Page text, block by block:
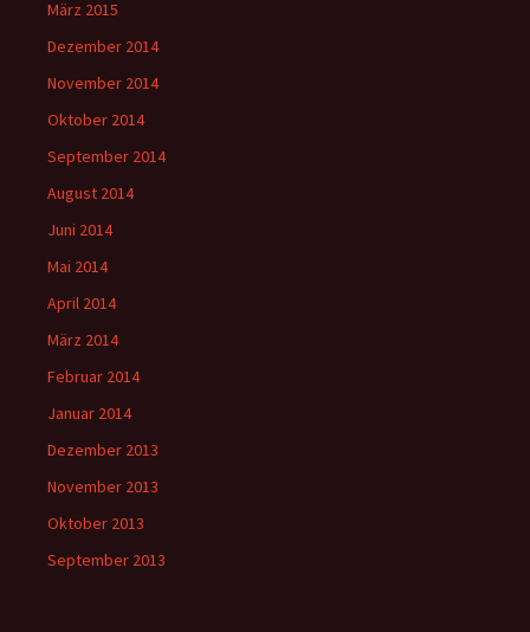
März 2015
Dezember 2014
November 2014
Oktober 2014
September 2014
August 2014
Juni 2014
Mai 2014
April 2014
März 2014
Februar 2014
Januar 2014
Dezember 2013
November 2013
Oktober 2013
September 2013